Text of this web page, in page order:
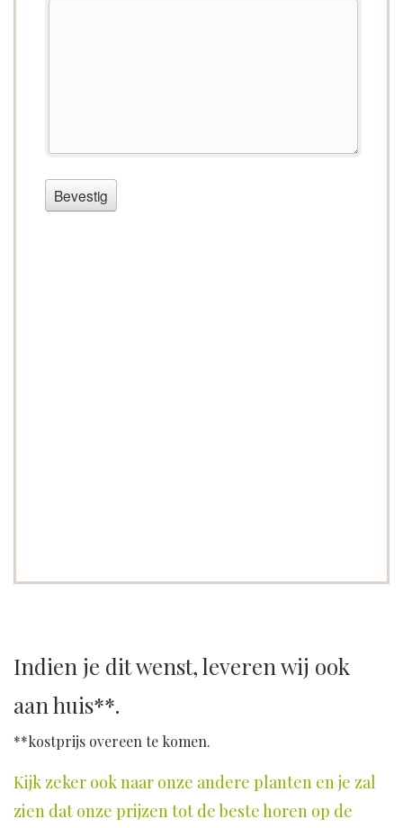
Indien je dit wenst, leveren wij ook
aan huis**.
**kostprijs overeen te komen.
Kijk zeker ook naar onze andere planten en je zal
zien dat onze prijzen tot de beste horen op de